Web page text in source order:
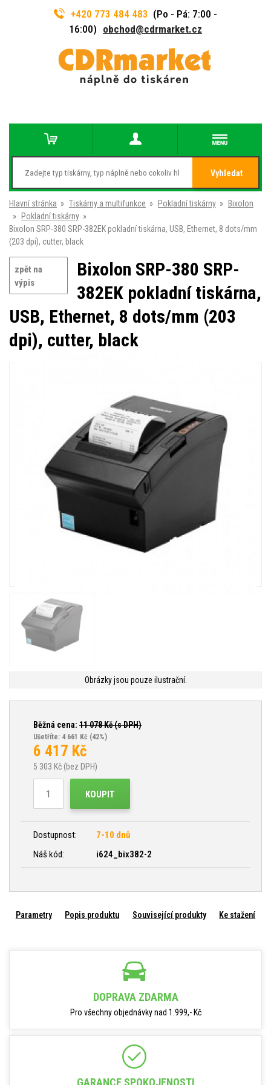
+420 773 484 483 (Po - Pá: 7:00 -
16:00) obchod@cdrmarket.cz
Vyhledat
Hlavní stránka » Tiskárny a multifunkce » Pokladní tiskárny »
Bixolon
»
Pokladní tiskárny »
Bixolon SRP-380 SRP-382EK pokladní tiskárna, USB, Ethernet, 8 dots/mm
(203 dpi), cutter, black
zpět na
výpis
Bixolon SRP-380 SRP-
382EK pokladní tiskárna,
USB, Ethernet, 8 dots/mm (203
dpi), cutter, black
Obrázky jsou pouze ilustrační.
Běžná cena: 11 078Kč (s DPH)
Ušetříte: 4 661 Kč (42%)
6 417 Kč
5 303 Kč (bez DPH)
KOUPIT
Dostupnost:
7-10 dnů
Náš kód:
i624_bix382-2
Parametry Popis produktu Související produkty Ke stažení
DOPRAVA ZDARMA
Pro všechny objednávky nad 1.999,- Kč
GARANCE SPOKOJENOSTI